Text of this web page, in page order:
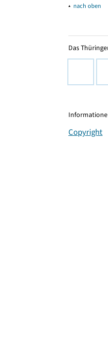
▴ nach oben
Das
Copyright